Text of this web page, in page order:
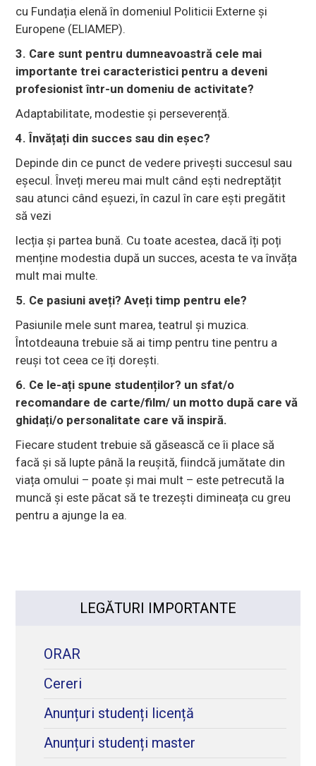
cu Fundația elenă în domeniul Politicii Externe și
Europene (ELIAMEP).
3. Care sunt pentru dumneavoastră cele mai
importante trei caracteristici pentru a deveni
profesionist într-un domeniu de activitate?
Adaptabilitate, modestie și perseverență.
4. Învățați din succes sau din eșec?
Depinde din ce punct de vedere privești succesul sau
eșecul. Înveți mereu mai mult când ești nedreptățit
sau atunci când eșuezi, în cazul în care ești pregătit
să vezi
lecția și partea bună. Cu toate acestea, dacă îți poți
menține modestia după un succes, acesta te va învăța
mult mai multe.
5. Ce pasiuni aveți? Aveți timp pentru ele?
Pasiunile mele sunt marea, teatrul și muzica.
Întotdeauna trebuie să ai timp pentru tine pentru a
reuși tot ceea ce îți dorești.
6. Ce le-ați spune studenților? un sfat/o
recomandare de carte/film/ un motto după care vă
ghidați/o personalitate care vă inspiră.
Fiecare student trebuie să găsească ce îi place să
facă și să lupte până la reușită, fiindcă jumătate din
viața omului – poate și mai mult – este petrecută la
muncă și este păcat să te trezești dimineața cu greu
pentru a ajunge la ea.
LEGĂTURI IMPORTANTE
ORAR
Cereri
Anunțuri studenți licență
Anunțuri studenți master